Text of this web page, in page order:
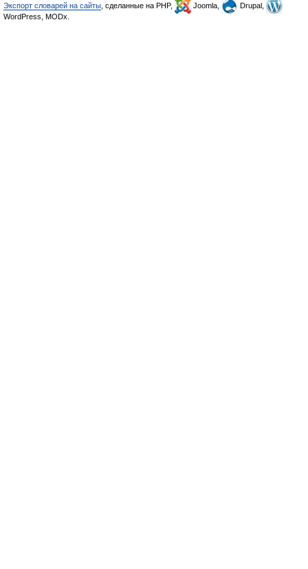
Экспорт словарей на сайты , сделанные на PHP, Joomla,
Drupal,
WordPress, MODx.